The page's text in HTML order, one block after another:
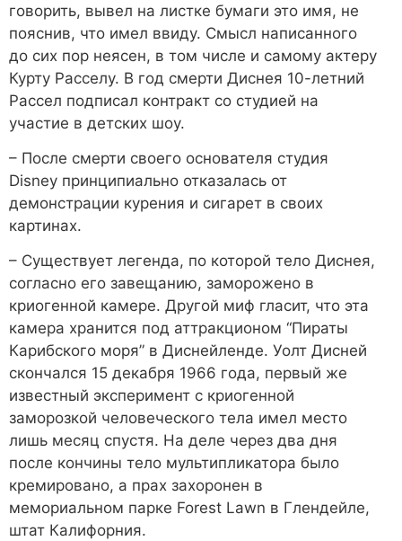
говорить, вывел на листке бумаги это имя, не
пояснив, что имел ввиду. Смысл написанного
до сих пор неясен, в том числе и самому актеру
Курту Расселу. В год смерти Диснея 10-летний
Рассел подписал контракт со студией на
участие в детских шоу.
– После смерти своего основателя студия
Disney принципиально отказалась от
демонстрации курения и сигарет в своих
картинах.
– Существует легенда, по которой тело Диснея,
согласно его завещанию, заморожено в
криогенной камере. Другой миф гласит, что эта
камера хранится под аттракционом “Пираты
Карибского моря” в Диснейленде. Уолт Дисней
скончался 15 декабря 1966 года, первый же
известный эксперимент с криогенной
заморозкой человеческого тела имел место
лишь месяц спустя. На деле через два дня
после кончины тело мультипликатора было
кремировано, а прах захоронен в
мемориальном парке Forest Lawn в Глендейле,
штат Калифорния.